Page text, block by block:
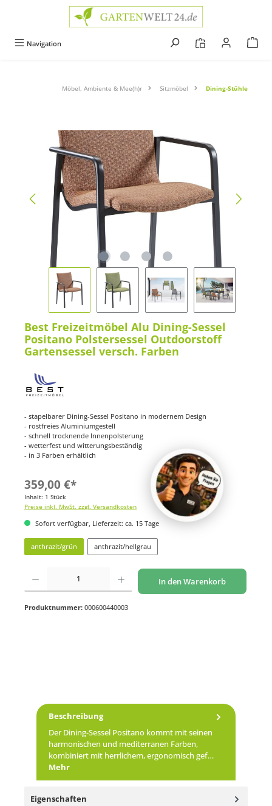
Navigation
Möbel, Ambiente & Mee(h)r Sitzmöbel Dining-Stühle
Bildergalerie überspringen
Best Freizeitmöbel Alu Dining-Sessel
Positano Polstersessel Outdoorstoff
Gartensessel versch. Farben
- stapelbarer Dining-Sessel Positano in modernem Design
- rostfreies Aluminiumgestell
- schnell trocknende Innenpolsterung
- wetterfest und witterungsbeständig
- in 3 Farben erhältlich
359,00 €*
Inhalt: 1 Stück
Preise inkl. MwSt. zzgl. Versandkosten
Sofort verfügbar, Lieferzeit: ca. 15 Tage
anthrazit/grün anthrazit/hellgrau
Produkt Anzahl: Gib den gewünschten Wert ein oder benutze die Schaltflächen um
In den Warenkorb
Produktnummer: 000600440003
Beschreibung
Der Dining-Sessel Positano kommt mit seinen
harmonischen und mediterranen Farben,
kombiniert mit herrlichem, ergonomisch gef…
Mehr
Eigenschaften